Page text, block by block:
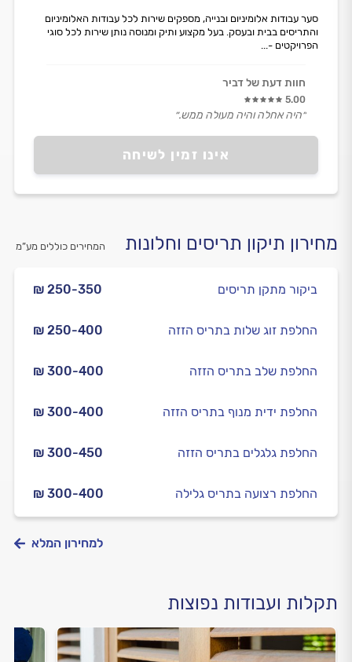
אינו זמין לשיחה
סער עבודות אלומיניום ובנייה, מספקים שירות לכל עבודות האלומיניום
והתריסים בבית ובעסק. בעל מקצוע ותיק ומנוסה נותן שירות לכל סוגי
הפרויקטים -...
חוות דעת של דביר
5.00
״היה אחלה והיה מעולה ממש.״
מחירון תיקון תריסים וחלונות המחירים כוללים מע”מ
₪ 250-350 ביקור מתקן תריסים
₪ 250-400 החלפת זוג שלות בתריס הזזה
₪ 300-400 החלפת שלב בתריס הזזה
₪ 300-400 החלפת ידית מנוף בתריס הזזה
₪ 300-450 החלפת גלגלים בתריס הזזה
₪ 300-400 החלפת רצועה בתריס גלילה
למחירון המלא
תקלות ועבודות נפוצות